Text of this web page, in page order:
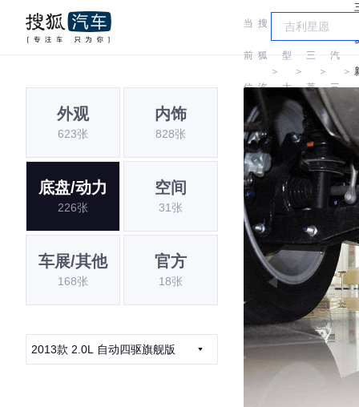
当
前
位
置:
搜
狐
汽
车
＞
车
型
大
全
＞
三
菱
＞
汽
三
菱
＞
外观
623张
内饰
828张
底盘/动力
226张
空间
31张
车展/其他
168张
官方
18张
2013款 2.0L 自动四驱旗舰版